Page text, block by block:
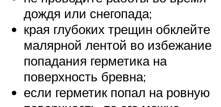
дождя или снегопада;
края глубоких трещин обклейте
малярной лентой во избежание
попадания герметика на
поверхность бревна;
если герметик попал на ровную